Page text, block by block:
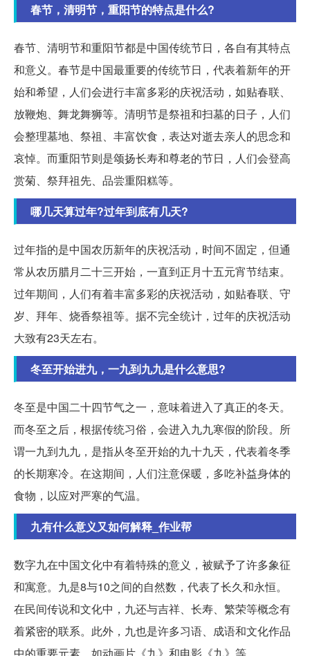
春节，清明节，重阳节的特点是什么?
春节、清明节和重阳节都是中国传统节日，各自有其特点
和意义。春节是中国最重要的传统节日，代表着新年的开
始和希望，人们会进行丰富多彩的庆祝活动，如贴春联、
放鞭炮、舞龙舞狮等。清明节是祭祖和扫墓的日子，人们
会整理墓地、祭祖、丰富饮食，表达对逝去亲人的思念和
哀悼。而重阳节则是颂扬长寿和尊老的节日，人们会登高
赏菊、祭拜祖先、品尝重阳糕等。
哪几天算过年?过年到底有几天?
过年指的是中国农历新年的庆祝活动，时间不固定，但通
常从农历腊月二十三开始，一直到正月十五元宵节结束。
过年期间，人们有着丰富多彩的庆祝活动，如贴春联、守
岁、拜年、烧香祭祖等。据不完全统计，过年的庆祝活动
大致有23天左右。
冬至开始进九，一九到九九是什么意思?
冬至是中国二十四节气之一，意味着进入了真正的冬天。
而冬至之后，根据传统习俗，会进入九九寒假的阶段。所
谓一九到九九，是指从冬至开始的九十九天，代表着冬季
的长期寒冷。在这期间，人们注意保暖，多吃补益身体的
食物，以应对严寒的气温。
九有什么意义又如何解释_作业帮
数字九在中国文化中有着特殊的意义，被赋予了许多象征
和寓意。九是8与10之间的自然数，代表了长久和永恒。
在民间传说和文化中，九还与吉祥、长寿、繁荣等概念有
着紧密的联系。此外，九也是许多习语、成语和文化作品
中的重要元素，如动画片《九》和电影《九》等。